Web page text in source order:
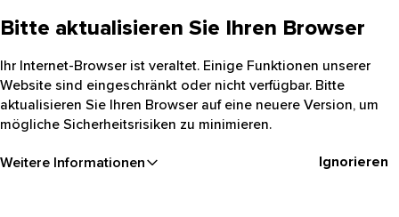
Bitte aktualisieren Sie Ihren Browser
Ihr Internet-Browser ist veraltet. Einige Funktionen unserer
Website sind eingeschränkt oder nicht verfügbar. Bitte
aktualisieren Sie Ihren Browser auf eine neuere Version, um
mögliche Sicherheitsrisiken zu minimieren.
Weitere Informationen Ignorieren